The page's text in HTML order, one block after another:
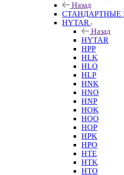
Назад
HYTAR
Назад
HYTAR
HPP
HLK
HLO
HLP
HNK
HNO
HNP
HOK
HOO
HOP
HPK
HPO
HTE
HTK
HTO